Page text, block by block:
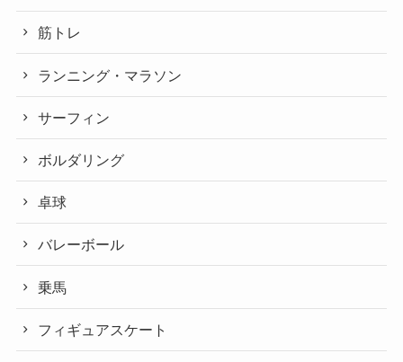
筋トレ
ランニング・マラソン
サーフィン
ボルダリング
卓球
バレーボール
乗馬
フィギュアスケート